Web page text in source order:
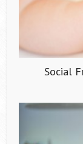
Social